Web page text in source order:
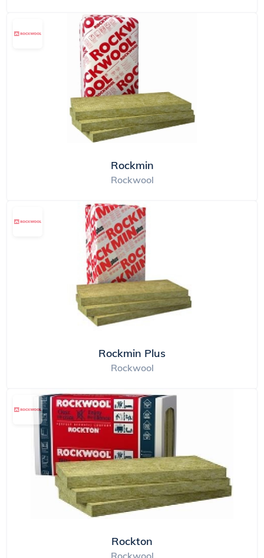
Rockmin
Rockwool
Rockmin Plus
Rockwool
Rockton
Rockwool